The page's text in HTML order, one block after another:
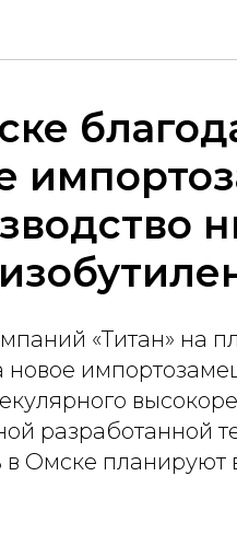
«Титан» на
новое
разработанной
Омске планируют